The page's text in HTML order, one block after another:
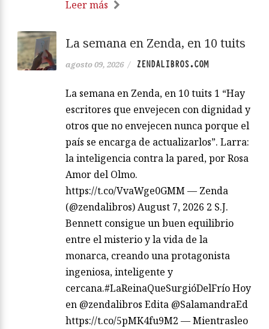
Leer más
La semana en Zenda, en 10 tuits
agosto 09, 2026 / ZENDALIBROS.COM
La semana en Zenda, en 10 tuits 1 “Hay
escritores que envejecen con dignidad y
otros que no envejecen nunca porque el
país se encarga de actualizarlos”. Larra:
la inteligencia contra la pared, por Rosa
Amor del Olmo.
https://t.co/VvaWge0GMM — Zenda
(@zendalibros) August 7, 2026 2 S.J.
Bennett consigue un buen equilibrio
entre el misterio y la vida de la
monarca, creando una protagonista
ingeniosa, inteligente y
cercana.#LaReinaQueSurgióDelFrío Hoy
en @zendalibros Edita @SalamandraEd
https://t.co/5pMK4fu9M2 — Mientrasleo